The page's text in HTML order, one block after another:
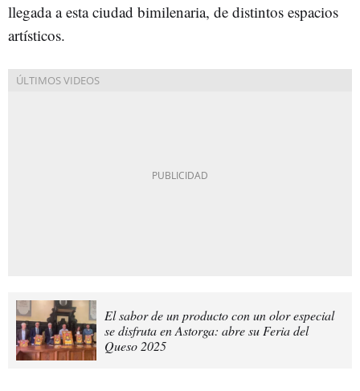
llegada a esta ciudad bimilenaria, de distintos espacios
artísticos.
El sabor de un producto con un olor especial
se disfruta en Astorga: abre su Feria del
Queso 2025